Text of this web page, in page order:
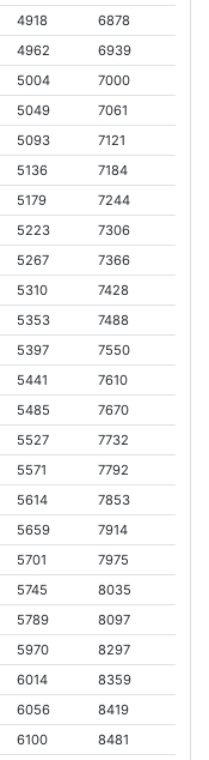
4918
6878
4962
6939
5004
7000
5049
7061
5093
7121
5136
7184
5179
7244
5223
7306
5267
7366
5310
7428
5353
7488
5397
7550
5441
7610
5485
7670
5527
7732
5571
7792
5614
7853
5659
7914
5701
7975
5745
8035
5789
8097
5970
8297
6014
8359
6056
8419
6100
8481